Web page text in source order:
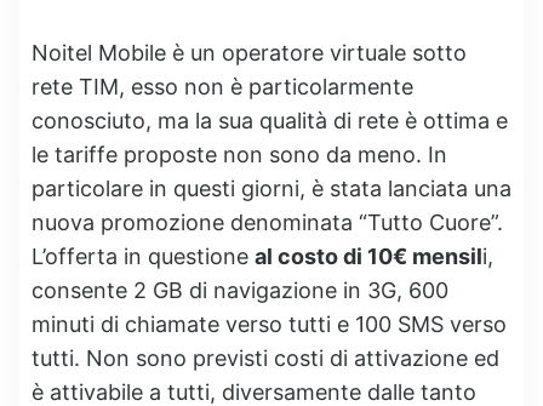
Noitel Mobile è un operatore virtuale sotto
rete TIM, esso non è particolarmente
conosciuto, ma la sua qualità di rete è ottima e
le tariffe proposte non sono da meno. In
particolare in questi giorni, è stata lanciata una
nuova promozione denominata “Tutto Cuore”.
L’offerta in questione al costo di 10€ mensili,
consente 2 GB di navigazione in 3G, 600
minuti di chiamate verso tutti e 100 SMS verso
tutti. Non sono previsti costi di attivazione ed
è attivabile a tutti, diversamente dalle tanto